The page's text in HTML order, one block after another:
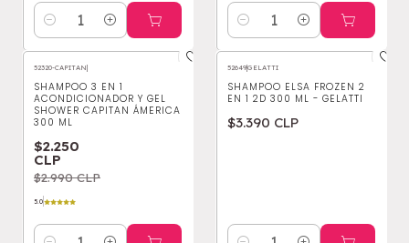
Cantidad Cantidad
-25%OFF
52320-CAPITAN|
SHAMPOO 3 EN 1
ACONDICIONADOR Y GEL
SHOWER CAPITAN ÁMERICA
300 ML
$2.250
CLP
$2.990 CLP
5.0
52649|GELATTI
SHAMPOO ELSA FROZEN 2
EN 1 2D 300 ML - GELATTI
$3.390 CLP